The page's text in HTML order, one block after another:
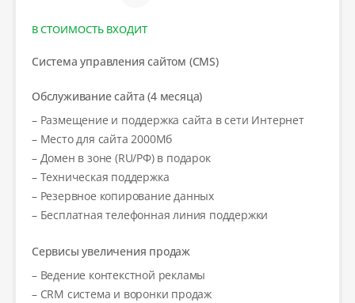
В СТОИМОСТЬ ВХОДИТ
Система управления сайтом (CMS)
Обслуживание сайта (4 месяца)
– Размещение и поддержка сайта в сети Интернет
– Место для сайта 2000Мб
– Домен в зоне (RU/РФ) в подарок
– Техническая поддержка
– Резервное копирование данных
– Бесплатная телефонная линия поддержки
Сервисы увеличения продаж
– Ведение контекстной рекламы
– CRM система и воронки продаж